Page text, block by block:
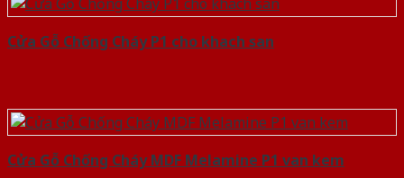
Cửa Gỗ Chống Cháy P1 cho khach san
Cửa Gỗ Chống Cháy MDF Melamine P1 van kem